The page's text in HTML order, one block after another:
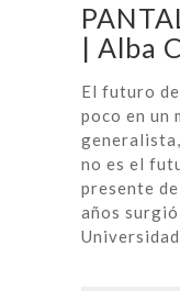
| Alba
El futuro
poco en un
no es el
presente
años
Universidad